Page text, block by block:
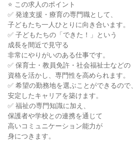
⭐ この求人のポイント
✅ 発達支援・療育の専門職として、
子どもたち一人ひとりに向き合います。
✅ 子どもたちの「できた！」という
成長を間近で見守る
非常にやりがいのある仕事です。
✅ 保育士・教員免許・社会福祉士などの
資格を活かし、専門性を高められます。
✅ 希望の勤務地を選ぶことができるので、
安定したキャリアを築けます。
✅ 福祉の専門知識に加え、
保護者や学校との連携を通じて
高いコミュニケーション能力が
身につきます。